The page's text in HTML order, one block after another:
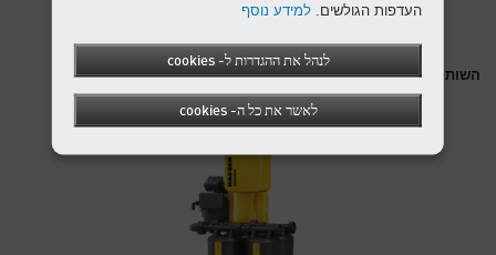
השותף המושלם: מפריד שמן/מים AQUAMAT
העדפות הגולשים.למידע נוסף
לנהל את ההגדרות ל- cookies
לאשר את כל ה- cookies